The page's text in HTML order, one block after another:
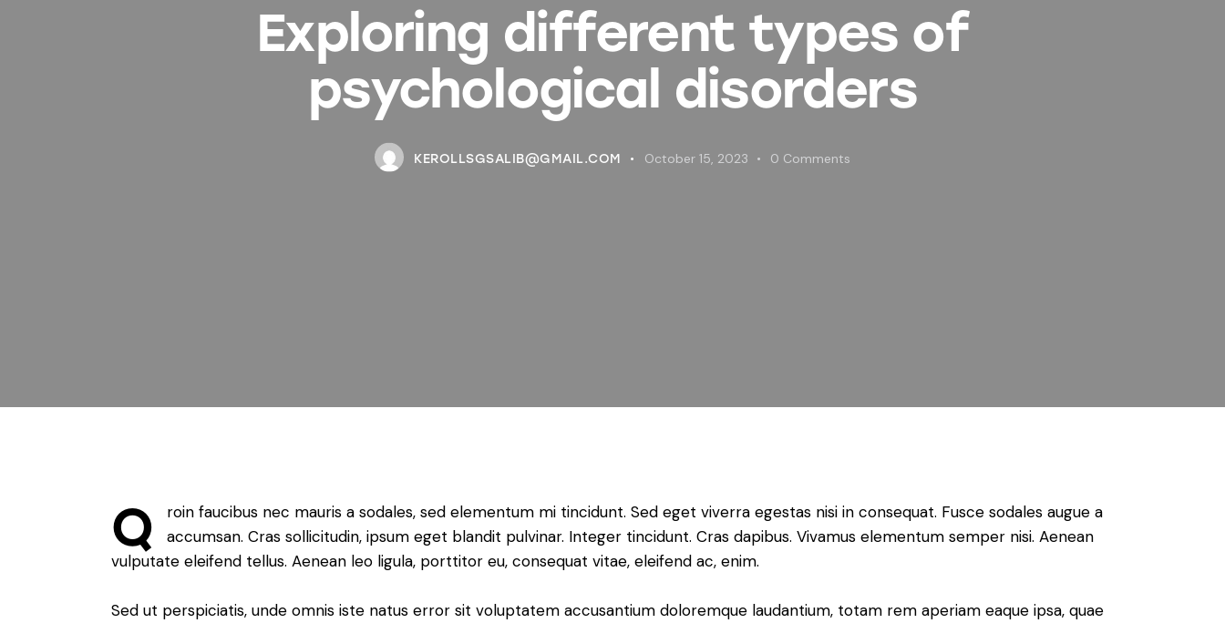
Exploring different types of
psychological disorders
KEROLLSGSALIB@GMAIL.COM October 15, 2023 0 Comments
Q
roin faucibus nec mauris a sodales, sed elementum mi tincidunt. Sed eget viverra egestas nisi in consequat. Fusce sodales augue a
accumsan. Cras sollicitudin, ipsum eget blandit pulvinar. Integer tincidunt. Cras dapibus. Vivamus elementum semper nisi. Aenean
vulputate eleifend tellus. Aenean leo ligula, porttitor eu, consequat vitae, eleifend ac, enim.
Sed ut perspiciatis, unde omnis iste natus error sit voluptatem accusantium doloremque laudantium, totam rem aperiam eaque ipsa, quae